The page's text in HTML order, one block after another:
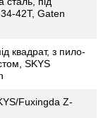
42T, Gaten
квадрат, з пило-
SKYS
Fuxingda Z-